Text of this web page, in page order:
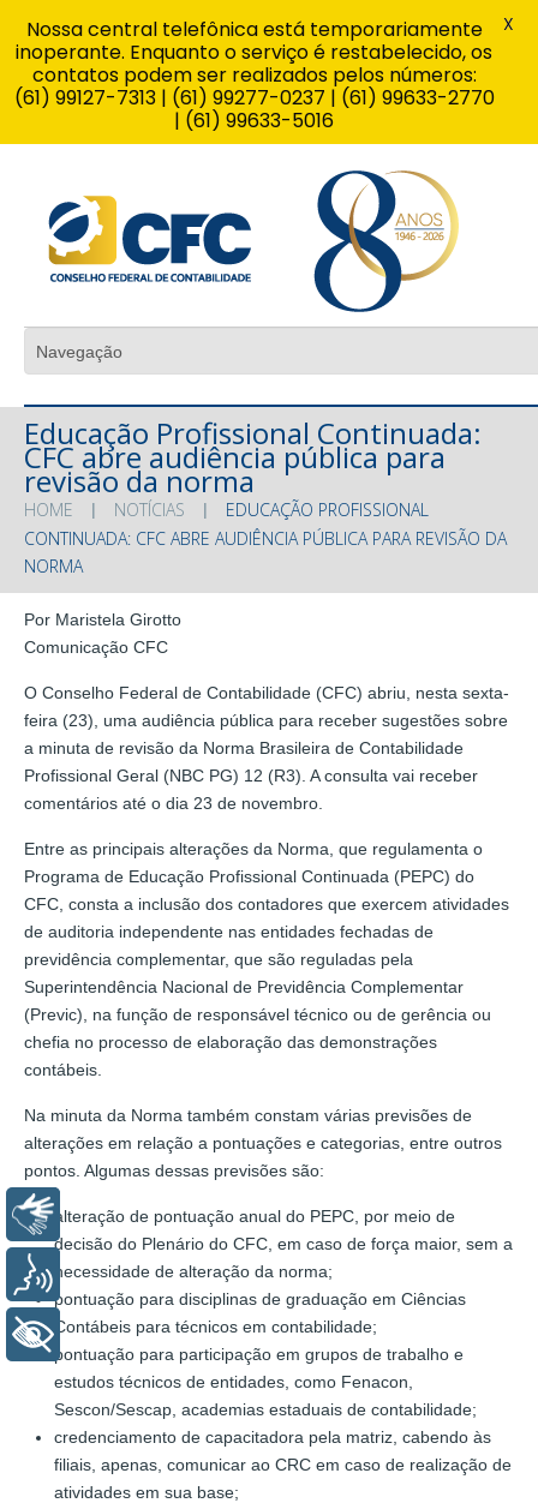
Educação Profissional Continuada:
CFC abre audiência pública para
revisão da norma
HOME NOTÍCIAS
EDUCAÇÃO PROFISSIONAL
CONTINUADA: CFC ABRE AUDIÊNCIA PÚBLICA PARA REVISÃO DA
NORMA
Por Maristela Girotto
Comunicação CFC
O Conselho Federal de Contabilidade (CFC) abriu, nesta sexta-
feira (23), uma audiência pública para receber sugestões sobre
a minuta de revisão da Norma Brasileira de Contabilidade
Profissional Geral (NBC PG) 12 (R3). A consulta vai receber
comentários até o dia 23 de novembro.
Entre as principais alterações da Norma, que regulamenta o
Programa de Educação Profissional Continuada (PEPC) do
CFC, consta a inclusão dos contadores que exercem atividades
de auditoria independente nas entidades fechadas de
previdência complementar, que são reguladas pela
Superintendência Nacional de Previdência Complementar
(Previc), na função de responsável técnico ou de gerência ou
chefia no processo de elaboração das demonstrações
contábeis.
Na minuta da Norma também constam várias previsões de
alterações em relação a pontuações e categorias, entre outros
pontos. Algumas dessas previsões são:
alteração de pontuação anual do PEPC, por meio de
decisão do Plenário do CFC, em caso de força maior, sem a
necessidade de alteração da norma;
pontuação para disciplinas de graduação em Ciências
Contábeis para técnicos em contabilidade;
pontuação para participação em grupos de trabalho e
estudos técnicos de entidades, como Fenacon,
Sescon/Sescap, academias estaduais de contabilidade;
credenciamento de capacitadora pela matriz, cabendo às
filiais, apenas, comunicar ao CRC em caso de realização de
atividades em sua base;
Nossa central telefônica está temporariamente
inoperante. Enquanto o serviço é restabelecido, os
contatos podem ser realizados pelos números:
(61) 99127-7313 | (61) 99277-0237 | (61) 99633-2770
| (61) 99633-5016
X
Libras
Voz
+ Acessibilidade